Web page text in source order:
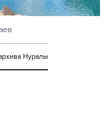
Нуралы